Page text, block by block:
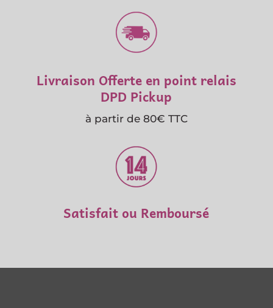
Livraison Offerte en point relais
DPD Pickup
à partir de 80€ TTC
Satisfait ou Remboursé